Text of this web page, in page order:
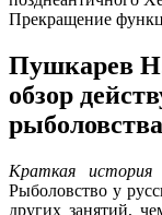
Прекращение
Пушкарев
обзор
Краткая история
Рыболовство у
других занятий,